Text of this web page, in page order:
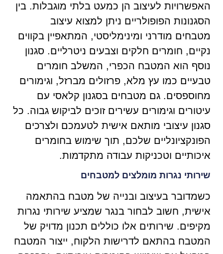
האפשרויות לעיצוב הן כמעט בלתי מוגבלות. בין
הסגנונות הפופולריים ניתן למצוא עיצוב
מטבחים מודרני ומינימליסטי, המתאפיין בקווים
נקיים, חומרים חלקים וצבעים ניטרליים. סגנון
נוסף הוא המטבח הכפרי, המשלב חומרים
טבעיים כמו עץ מלא, פרזולים מברזל, וגימורים
מחוספסים. גם מטבחים בסגנון קלאסי עם
עיטורים וגימורים עשירים זוכים לביקוש גבוה. כל
סגנון עיצובי מותאם אישית לטעמכם ולצרכים
הפונקציונליים שלכם, תוך שימוש בחומרים
איכותיים וטכניקות עבודה מתקדמות.
שירותי נגרות מומלצים למטבחים
כשמדובר בעיצוב ובנייה של מטבח בהתאמה
אישית, חשוב לבחור בנגר שמציע שירותי נגרות
מקיפים. שירותים אלו כוללים תכנון מדויק של
המטבח בהתאם לדרישות הלקוח, ייצור המטבח